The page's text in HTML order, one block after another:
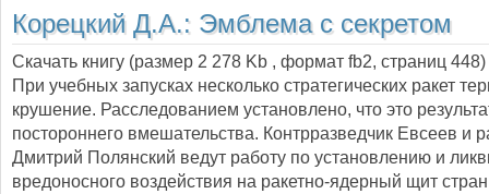
Корецкий Д.А.: Эмблема с секретом
Скачать книгу (размер 2 278 Kb , формат fb2, страниц 448
При учебных запусках несколько стратегических ракет
крушение. Расследованием установлено, что это
постороннего вмешательства. Контрразведчик Евсеев и
Дмитрий Полянский ведут работу по установлению и
вредоносного воздействия на ракетно-ядерный щит